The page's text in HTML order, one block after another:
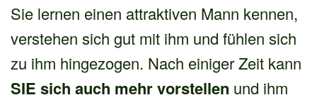
Sie lernen einen attraktiven Mann kennen,
verstehen sich gut mit ihm und fühlen sich
zu ihm hingezogen. Nach einiger Zeit kann
SIE sich auch mehr vorstellen und ihm